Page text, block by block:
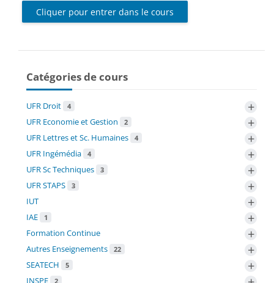
Cliquer pour entrer dans le cours
Catégories de cours
UFR Droit 4 +
UFR Economie et Gestion 2 +
UFR Lettres et Sc. Humaines 4 +
UFR Ingémédia 4 +
UFR Sc Techniques 3 +
UFR STAPS 3 +
IUT +
IAE 1 +
Formation Continue +
Autres Enseignements 22 +
SEATECH 5 +
INSPE 2